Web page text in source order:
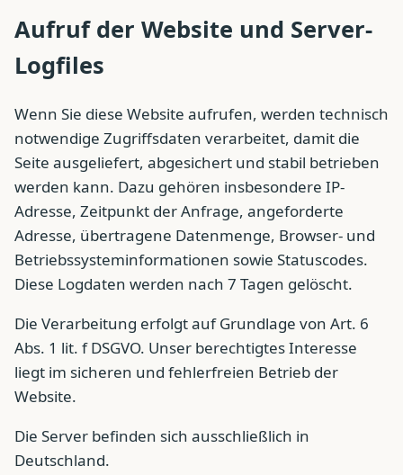
Aufruf der Website und Server-
Logfiles
Wenn Sie diese Website aufrufen, werden technisch
notwendige Zugriffsdaten verarbeitet, damit die
Seite ausgeliefert, abgesichert und stabil betrieben
werden kann. Dazu gehören insbesondere IP-
Adresse, Zeitpunkt der Anfrage, angeforderte
Adresse, übertragene Datenmenge, Browser- und
Betriebssysteminformationen sowie Statuscodes.
Diese Logdaten werden nach 7 Tagen gelöscht.
Die Verarbeitung erfolgt auf Grundlage von Art. 6
Abs. 1 lit. f DSGVO. Unser berechtigtes Interesse
liegt im sicheren und fehlerfreien Betrieb der
Website.
Die Server befinden sich ausschließlich in
Deutschland.